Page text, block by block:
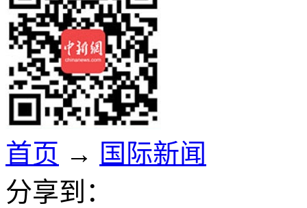
首页 → 国际新闻
分享到：